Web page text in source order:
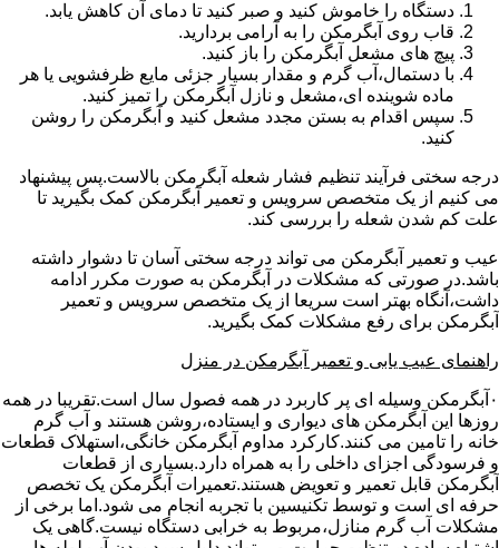
دستگاه را خاموش کنید و صبر کنید تا دمای آن کاهش یابد.
قاب روی آبگرمکن را به آرامی بردارید.
پیچ های مشعل آبگرمکن را باز کنید.
با دستمال،آب گرم و مقدار بسیار جزئی مایع ظرفشویی یا هر
ماده شوینده ای،مشعل و نازل آبگرمکن را تمیز کنید.
سپس اقدام به بستن مجدد مشعل کنید و آبگرمکن را روشن
کنید.
درجه سختی فرآیند تنظیم فشار شعله آبگرمکن بالاست.پس پیشنهاد
می کنیم از یک متخصص سرویس و تعمیر آبگرمکن کمک بگیرید تا
علت کم شدن شعله را بررسی کند.
عیب و تعمیر آبگرمکن می تواند درجه سختی آسان تا دشوار داشته
باشد.در صورتی که مشکلات در آبگرمکن به صورت مکرر ادامه
داشت،آنگاه بهتر است سریعا از یک متخصص سرویس و تعمیر
آبگرمکن برای رفع مشکلات کمک بگیرید.
راهنمای عیب یابی و تعمیر آبگرمکن در منزل
۰آبگرمکن وسیله ای پر کاربرد در همه فصول سال است.تقریبا در همه
روزها این آبگرمکن های دیواری و ایستاده،روشن هستند و آب گرم
خانه را تامین می کنند.کارکرد مداوم آبگرمکن خانگی،استهلاک قطعات
و فرسودگی اجزای داخلی را به همراه دارد.بسیاری از قطعات
آبگرمکن قابل تعمیر و تعویض هستند.تعمیرات آبگرمکن یک تخصص
حرفه ای است و توسط تکنیسین با تجربه انجام می شود.اما برخی از
مشکلات آب گرم منازل،مربوط به خرابی دستگاه نیست.گاهی یک